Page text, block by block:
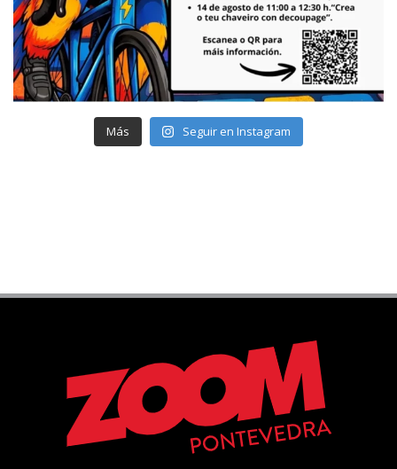
Más Seguir en Instagram